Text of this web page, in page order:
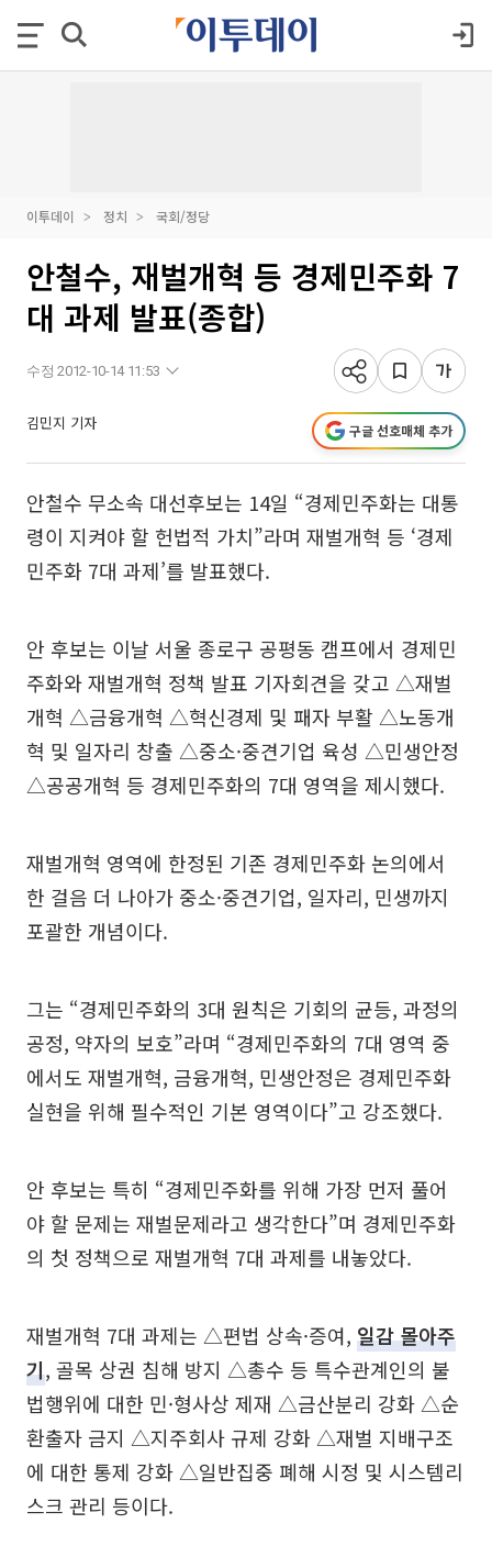
이투데이 정치 국회/정당
안철수, 재벌개혁 등 경제민주화 7
대 과제 발표(종합)
수정 2012-10-14 11:53
김민지 기자 구글 선호매체 추가
안철수 무소속 대선후보는 14일 “경제민주화는 대통
령이 지켜야 할 헌법적 가치”라며 재벌개혁 등 ‘경제
민주화 7대 과제’를 발표했다.
안 후보는 이날 서울 종로구 공평동 캠프에서 경제민
주화와 재벌개혁 정책 발표 기자회견을 갖고 △재벌
개혁 △금융개혁 △혁신경제 및 패자 부활 △노동개
혁 및 일자리 창출 △중소·중견기업 육성 △민생안정
△공공개혁 등 경제민주화의 7대 영역을 제시했다.
재벌개혁 영역에 한정된 기존 경제민주화 논의에서
한 걸음 더 나아가 중소·중견기업, 일자리, 민생까지
포괄한 개념이다.
그는 “경제민주화의 3대 원칙은 기회의 균등, 과정의
공정, 약자의 보호”라며 “경제민주화의 7대 영역 중
에서도 재벌개혁, 금융개혁, 민생안정은 경제민주화
실현을 위해 필수적인 기본 영역이다”고 강조했다.
안 후보는 특히 “경제민주화를 위해 가장 먼저 풀어
야 할 문제는 재벌문제라고 생각한다”며 경제민주화
의 첫 정책으로 재벌개혁 7대 과제를 내놓았다.
재벌개혁 7대 과제는 △편법 상속·증여, 일감 몰아주
기, 골목 상권 침해 방지 △총수 등 특수관계인의 불
법행위에 대한 민·형사상 제재 △금산분리 강화 △순
환출자 금지 △지주회사 규제 강화 △재벌 지배구조
에 대한 통제 강화 △일반집중 폐해 시정 및 시스템리
스크 관리 등이다.